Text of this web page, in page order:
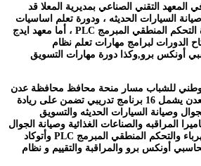
المعهد التقني الصناعي بمديرية المعلا قد
السيارات الحديثه ، ودورة تعلم اساسيات
الكهرباء، بالاضافة الى دورة التحكم المنطقي المبرمج PLC ، أما معهد ايدج
الدورات لبرامج مهارات تعلم نظام
أونكس برو,وكذا دورة مهارات التسويق
الوطني للشباب مسار منحة محافظ محافظة عدن
لتدريب 1000 شاب وشابة بعدن يشمل 16 برنامج تدريبي تضمن على ريادة
وصيانة السيارات الحديثه والتسويق
المراقبه والصناعات الغذائية وصيانة الجوال
كتابة التقارير اساسيات الكهرباء والتحكم المنطقي المبرمج PLC وأتوكاد
أونكس برو والمراقبة والتقييم و نظام